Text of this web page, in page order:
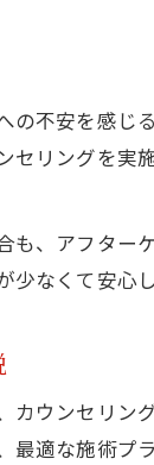
複合
不安を感じ
セリングを実
も、アフター
なくて安心
カウンセリ
適な施術プ